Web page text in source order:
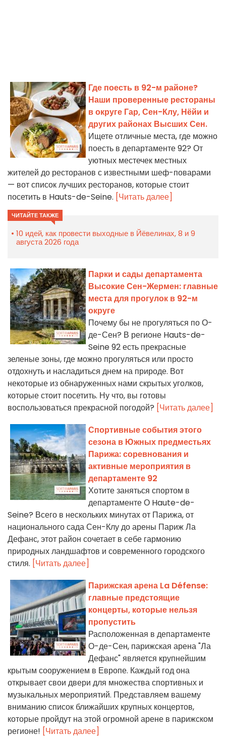
Где поесть в 92-м районе?
Наши проверенные рестораны
в округе Гар, Сен-Клу, Нёйи и
других районах Высших Сен.
Ищете отличные места, где можно
поесть в департаменте 92? От
уютных местечек местных
жителей до ресторанов с известными шеф-поварами
— вот список лучших ресторанов, которые стоит
посетить в Hauts-de-Seine. [Читать далее]
ЧИТАЙТЕ ТАКЖЕ
10 идей, как провести выходные в Йёвелинах, 8 и 9
августа 2026 года
Парки и сады департамента
Высокие Сен-Жермен: главные
места для прогулок в 92-м
округе
Почему бы не прогуляться по О-
де-Сен? В регионе Hauts-de-
Seine 92 есть прекрасные
зеленые зоны, где можно прогуляться или просто
отдохнуть и насладиться днем на природе. Вот
некоторые из обнаруженных нами скрытых уголков,
которые стоит посетить. Ну что, вы готовы
воспользоваться прекрасной погодой? [Читать далее]
Спортивные события этого
сезона в Южных предместьях
Парижа: соревнования и
активные мероприятия в
департаменте 92
Хотите заняться спортом в
департаменте О Haute-de-
Seine? Всего в нескольких минутах от Парижа, от
национального сада Сен-Клу до арены Париж Ла
Дефанс, этот район сочетает в себе гармонию
природных ландшафтов и современного городского
стиля. [Читать далее]
Парижская арена La Défense:
главные предстоящие
концерты, которые нельзя
пропустить
Расположенная в департаменте
О-де-Сен, парижская арена "Ла
Дефанс" является крупнейшим
крытым сооружением в Европе. Каждый год она
открывает свои двери для множества спортивных и
музыкальных мероприятий. Представляем вашему
вниманию список ближайших крупных концертов,
которые пройдут на этой огромной арене в парижском
регионе! [Читать далее]